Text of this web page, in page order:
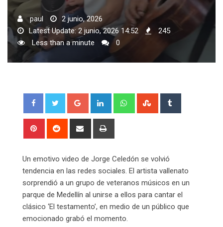
paul
2 junio, 2026
Latest Update: 2 junio, 2026 14:52
245
Less than a minute
0
Google+ LinkedIn WhatsappStumbleUpon
Pinterest Reddit
Share
Un emotivo video de Jorge Celedón se volvió
tendencia en las redes sociales. El artista vallenato
sorprendió a un grupo de veteranos músicos en un
parque de Medellín al unirse a ellos para cantar el
clásico ‘El testamento’, en medio de un público que
emocionado grabó el momento.